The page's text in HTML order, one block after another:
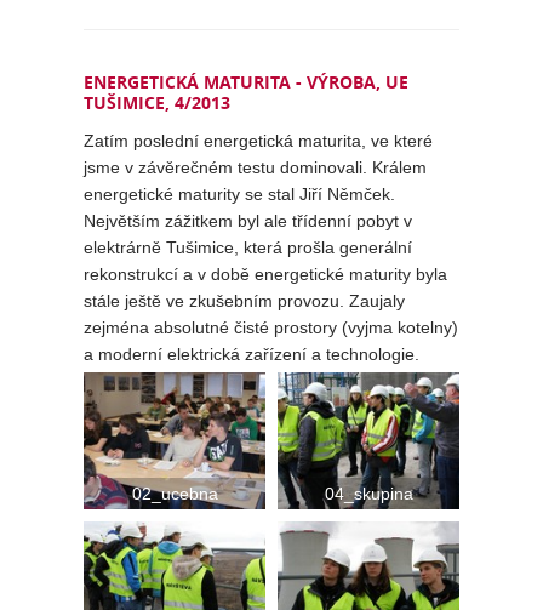
ENERGETICKÁ MATURITA - VÝROBA, UE
TUŠIMICE, 4/2013
Zatím poslední energetická maturita, ve které
jsme v závěrečném testu dominovali. Králem
energetické maturity se stal Jiří Němček.
Největším zážitkem byl ale třídenní pobyt v
elektrárně Tušimice, která prošla generální
rekonstrukcí a v době energetické maturity byla
stále ještě ve zkušebním provozu. Zaujaly
zejména absolutné čisté prostory (vyjma kotelny)
a moderní elektrická zařízení a technologie.
02_ucebna 04_skupina